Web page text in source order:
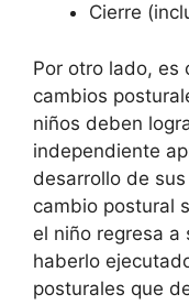
Cierre
Por otro lado, es
cambios
niños deben
independiente
desarrollo de
cambio postural
el niño regresa a
haberlo
posturales que